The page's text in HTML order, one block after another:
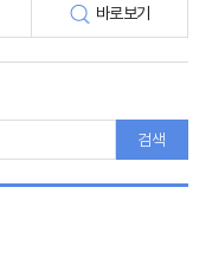
바로보기
검색